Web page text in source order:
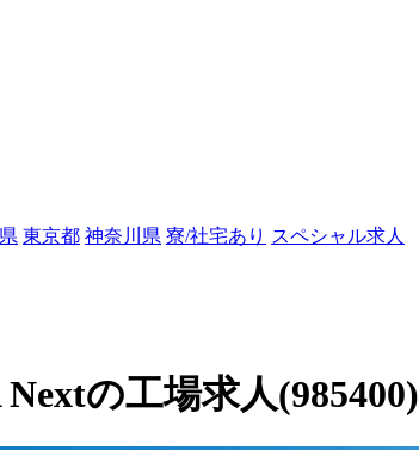
東京都 神奈川県 寮/社宅あり スペシャル求人
の工場求人(985400)